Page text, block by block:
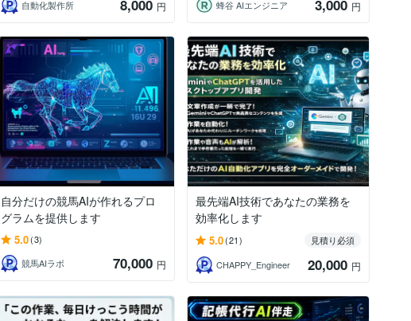
自動化製作所
8,000 円
蜂谷 AIエンジニア
3,000 円
自分だけの競馬AIが作れるプロ
グラムを提供します
5.0(3)
競馬AIラボ
70,000 円
最先端AI技術であなたの業務を
効率化します
5.0(21)
見積り必須
CHAPPY_Engineer
20,000 円